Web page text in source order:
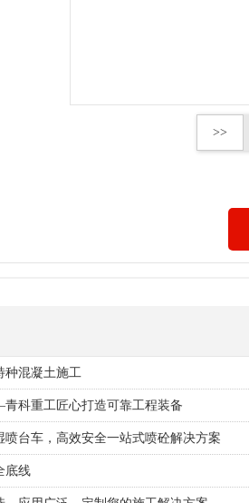
>>
种混凝土施工
科重工匠心打造可靠工程装备
台车，高效安全一站式喷砼解决方案
底线